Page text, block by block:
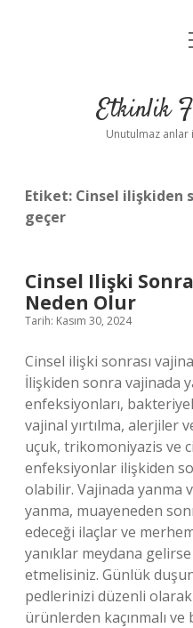
Etkinlik
Unutulmaz anlar
Etiket: Cinsel ilişkiden
geçer
Cinsel Ilişki
Neden Olur
Tarih: Kasım 30, 2024
Cinsel ilişki sonrası
İlişkiden sonra vajinada
enfeksiyonları,
vajinal yırtılma, alerjiler
uçuk, trikomoniyazis ve
enfeksiyonlar ilişkiden
olabilir. Vajinada yanma
yanma, muayeneden
edeceği ilaçlar ve
yanıklar meydana
etmelisiniz. Günlük
pedlerinizi düzenli
ürünlerden kaçınmalı